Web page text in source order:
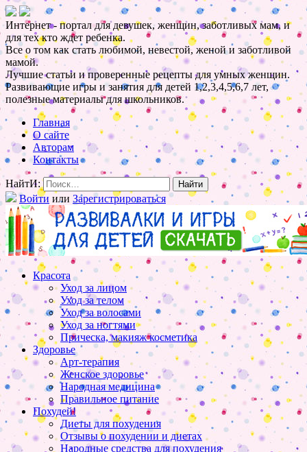
Интернет - портал для девушек, женщин, заботливых мам, и
для тех кто ждет ребенка.
Все о том как стать любимой, невестой, женой и заботливой
мамой.
Лучшие статьи и проверенные рецепты для умных женщин.
Развивающие игры и занятия для детей 1,2,3,4,5,6,7 лет,
полезные материалы для школьников.
Главная
О сайте
Авторам
Контакты
НайтИ:
Войти или Зарегистрироваться
Красота
Уход за лицом
Уход за телом
Уход за волосами
Уход за ногтями
Прическа, макияж косметика
Здоровье
Арт-терапия
Женское здоровье
Народная медицина
Правильное питание
Похудей!
Диеты для похудения
Отзывы о похудении и диетах
Народные средства для похудения